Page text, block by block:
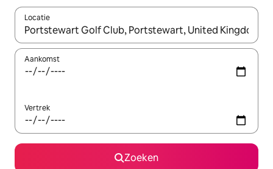
Locatie
Wanneer er resultaten beschikbaar zijn, maak je een keuze
Aankomst
Vertrek
Zoeken